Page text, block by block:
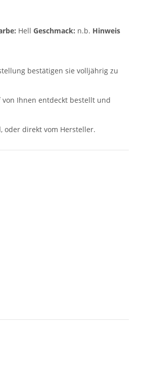
Hell Geschmack: n.b. Hinweis
bestätigen sie volljährig zu
Ihnen entdeckt bestellt und
oder direkt vom Hersteller.